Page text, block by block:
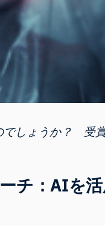
しょうか？ 受
チ：AIを